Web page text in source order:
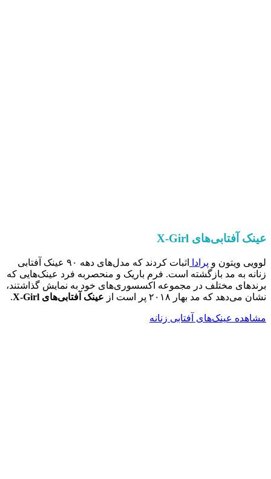
عینک آفتابی‌های X-Girl
لوویی ویتون و پرادا
اثبات کردند که مدل‌های دهه ۹۰ عینک آفتابی
زنانه به مد بازگشته است. فرم باریک و منحصربه فرد عینک‌هایی که
برندهای مختلف در مجموعه اکسسوری‌های خود به نمایش گذاشتند،
نشان می‌دهد که مد بهار ۲۰۱۸ پر است از
عینک آفتابی‌های X-Girl
.
مشاهده عینک‌های آفتابی زنانه